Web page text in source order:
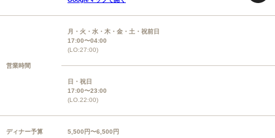
営業時間
月・火・水・木・金・土・祝前日
17:00〜04:00
(LO:27:00)
日・祝日
17:00〜23:00
(LO.22:00)
ディナー予算 5,500円〜6,500円